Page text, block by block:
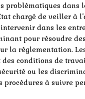
problématiques dans
chargé de veiller à
dans les
pour résoudre
la réglementation.
des conditions de
ou les
procédures à suivre